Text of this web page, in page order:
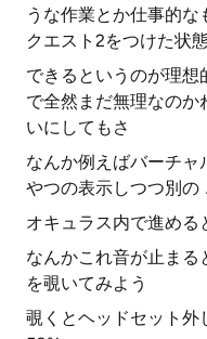
うな作業とか仕事的
クエスト2をつけた状
できるというのが理
で全然まだ無理なのか
いにしてもさ
なんか例えばバーチ
やつの表示しつつ別の
オキュラス内で進め
なんかこれ音が止まる
を覗いてみよう
覗くとヘッドセット外